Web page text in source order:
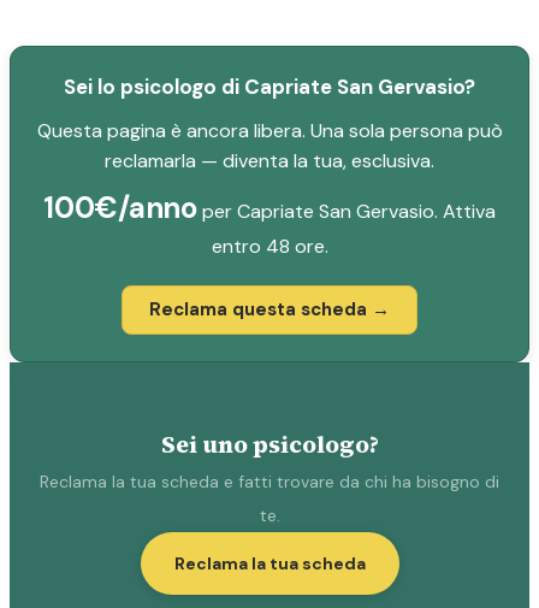
Sei lo psicologo di Capriate San Gervasio?
Questa pagina è ancora libera. Una sola persona può
reclamarla — diventa la tua, esclusiva.
100€/annoper Capriate San Gervasio. Attiva
entro 48 ore.
Reclama questa scheda →
Sei uno psicologo?
Reclama la tua scheda e fatti trovare da chi ha bisogno di
te.
Reclama la tua scheda